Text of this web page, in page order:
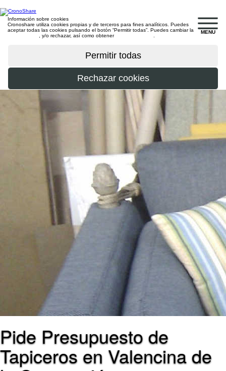
MENU
Información sobre cookies
Cronoshare utiliza cookies propias y de terceros para fines analíticos. Puedes
aceptar todas las cookies pulsando el botón “Permitir todas”. Puedes cambiar la
, y/o rechazar, así como obtener
Pide Presupuesto de
Tapiceros en Valencina de